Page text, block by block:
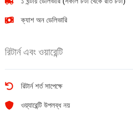
ক্যাশ অন ডেলিভারি
রিটার্ন এবং ওয়ারেন্টি
রিটার্ন শর্ত সাপেক্ষে
ওয়্যারেন্টি উপলব্ধ নয়